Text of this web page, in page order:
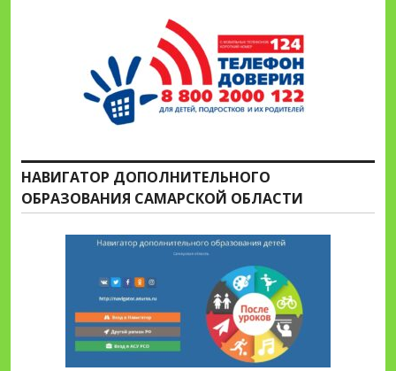
НАВИГАТОР ДОПОЛНИТЕЛЬНОГО
ОБРАЗОВАНИЯ САМАРСКОЙ ОБЛАСТИ